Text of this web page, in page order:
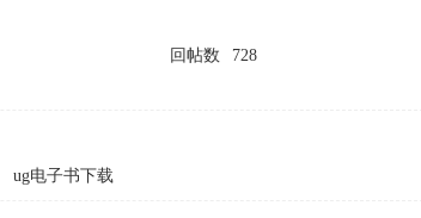
回帖数 728
ug电子书下载